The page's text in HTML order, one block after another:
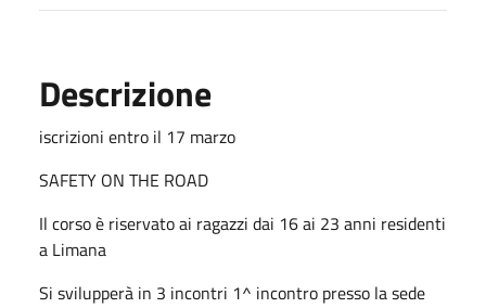
Descrizione
iscrizioni entro il 17 marzo
SAFETY ON THE ROAD
Il corso è riservato ai ragazzi dai 16 ai 23 anni residenti
a Limana
Si svilupperà in 3 incontri 1^ incontro presso la sede